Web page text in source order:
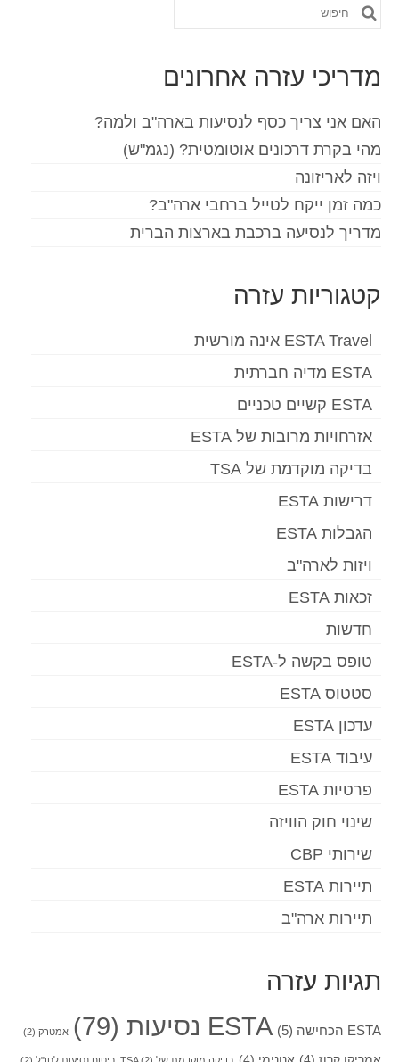
חפש
מדריכי עזרה אחרונים
האם אני צריך כסף לנסיעות בארה"ב ולמה?
מהי בקרת דרכונים אוטומטית? (נגמ"ש)
ויזה לאריזונה
כמה זמן ייקח לטייל ברחבי ארה"ב?
מדריך לנסיעה ברכבת בארצות הברית
קטגוריות עזרה
ESTA Travel אינה מורשית
ESTA מדיה חברתית
ESTA קשיים טכניים
אזרחויות מרובות של ESTA
בדיקה מוקדמת של TSA
דרישות ESTA
הגבלות ESTA
ויזות לארה"ב
זכאות ESTA
חדשות
טופס בקשה ל-ESTA
סטטוס ESTA
עדכון ESTA
עיבוד ESTA
פרטיות ESTA
שינוי חוק הוויזה
שירותי CBP
תיירות ESTA
תיירות ארה"ב
תגיות עזרה
ESTA הכחישה (5) ESTA נסיעות (79) אמטרק (2)